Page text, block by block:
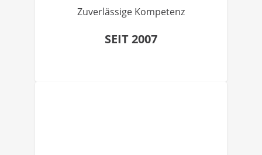
Zuverlässige Kompetenz
SEIT 2007